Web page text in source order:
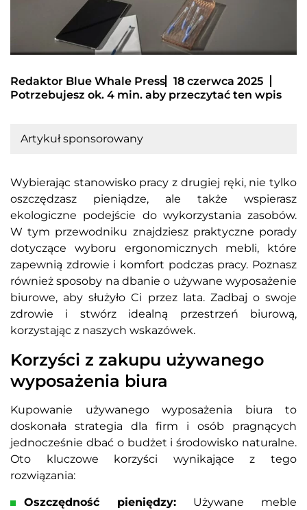
Redaktor Blue Whale Press
18 czerwca 2025
Potrzebujesz ok. 4 min. aby przeczytać ten wpis
Artykuł sponsorowany
Wybierając stanowisko pracy z drugiej ręki, nie tylko
oszczędzasz pieniądze, ale także wspierasz
ekologiczne podejście do wykorzystania zasobów.
W tym przewodniku znajdziesz praktyczne porady
dotyczące wyboru ergonomicznych mebli, które
zapewnią zdrowie i komfort podczas pracy. Poznasz
również sposoby na dbanie o używane wyposażenie
biurowe, aby służyło Ci przez lata. Zadbaj o swoje
zdrowie i stwórz idealną przestrzeń biurową,
korzystając z naszych wskazówek.
Korzyści z zakupu używanego
wyposażenia biura
Kupowanie używanego wyposażenia biura to
doskonała strategia dla firm i osób pragnących
jednocześnie dbać o budżet i środowisko naturalne.
Oto kluczowe korzyści wynikające z tego
rozwiązania:
Oszczędność pieniędzy: Używane meble